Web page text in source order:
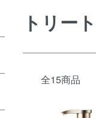
トリー
全15商品